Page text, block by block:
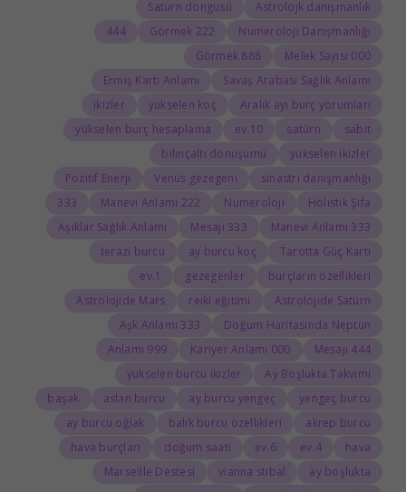
Astrolojk danışmanlık
Satürn döngüsü
Numeroloji Danışmanlığı
222 Görmek
444
000 Melek Sayısı
888 Görmek
Savaş Arabası Sağlık Anlamı
Ermiş Kartı Anlamı
Aralık ayı burç yorumları
yükselen koç
ikizler
sabit
satürn
10.ev
yükselen burç hesaplama
yükselen ikizler
bilinçaltı dönüşümü
sinastri danışmanlığı
Venüs gezegeni
Pozitif Enerji
Holistik Şifa
Numeroloji
222 Manevi Anlamı
333
333 Manevi Anlamı
333 Mesajı
Aşıklar Sağlık Anlamı
Tarotta Güç Kartı
ay burcu koç
terazi burcu
burçların özellikleri
gezegenler
1.ev
Astrolojide Satürn
reiki eğitimi
Astrolojide Mars
Doğum Haritasında Neptün
333 Aşk Anlamı
444 Mesajı
000 Kariyer Anlamı
999 Anlamı
Ay Boşlukta Takvimi
yükselen burcu ikizler
yengeç burcu
ay burcu yengeç
aslan burcu
başak
akrep burcu
balık burcu özellikleri
ay burcu oğlak
hava
4.ev
6.ev
doğum saati
hava burçları
ay boşlukta
vianna stibal
Marseille Destesi